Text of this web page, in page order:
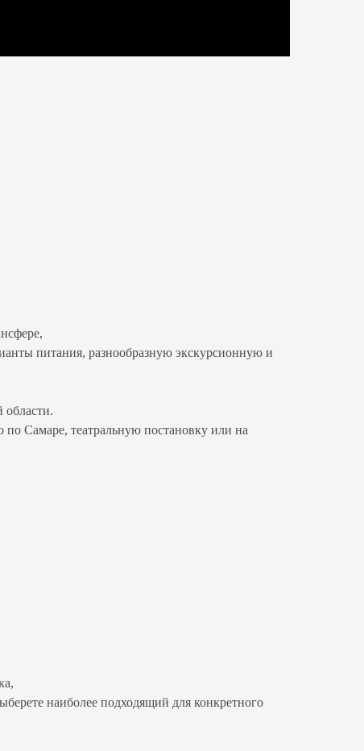
питания, разнообразную экскурсионную и
Самаре, театральную постановку или на
наиболее подходящий для конкретного